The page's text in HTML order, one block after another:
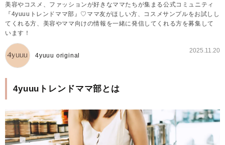
美容やコスメ、ファッションが好きなママたちが集まる公式コミュニティ
『4yuuuトレンドママ部』♡ママ友がほしい方、コスメサンプルをお試しし
てくれる方、美容やママ向けの情報を一緒に発信してくれる方を募集して
います！
4yuuu original
2025.11.20
4yuuuトレンドママ部とは